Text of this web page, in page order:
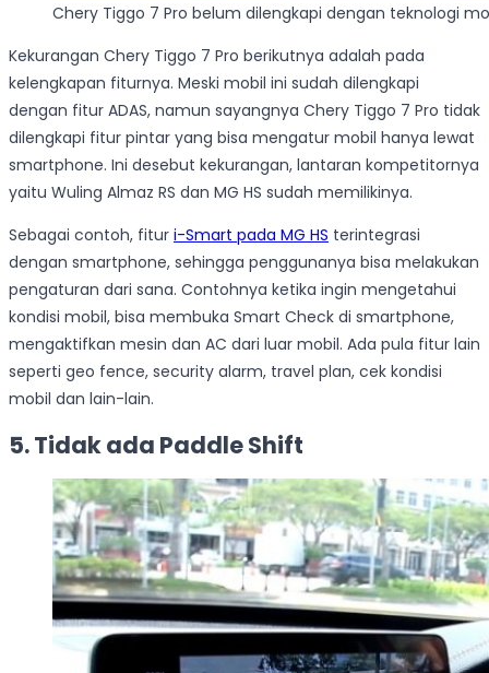
Chery Tiggo 7 Pro belum dilengkapi dengan teknologi
Kekurangan Chery Tiggo 7 Pro berikutnya adalah pada
kelengkapan fiturnya. Meski mobil ini sudah dilengkapi
dengan fitur ADAS, namun sayangnya Chery Tiggo 7 Pro tidak
dilengkapi fitur pintar yang bisa mengatur mobil hanya lewat
smartphone. Ini desebut kekurangan, lantaran kompetitornya
yaitu Wuling Almaz RS dan MG HS sudah memilikinya.
Sebagai contoh, fitur i-Smart pada MG HS terintegrasi
dengan smartphone, sehingga penggunanya bisa melakukan
pengaturan dari sana. Contohnya ketika ingin mengetahui
kondisi mobil, bisa membuka Smart Check di smartphone,
mengaktifkan mesin dan AC dari luar mobil. Ada pula fitur lain
seperti geo fence, security alarm, travel plan, cek kondisi
mobil dan lain-lain.
5. Tidak ada Paddle Shift